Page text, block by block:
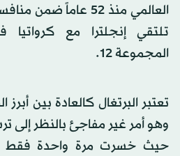
تلتقي إنجلترا مع
المجموعة 12.
تعتبر البرتغال كالعادة بين
وهو أمر غير مفاجئ بالنظر إلى